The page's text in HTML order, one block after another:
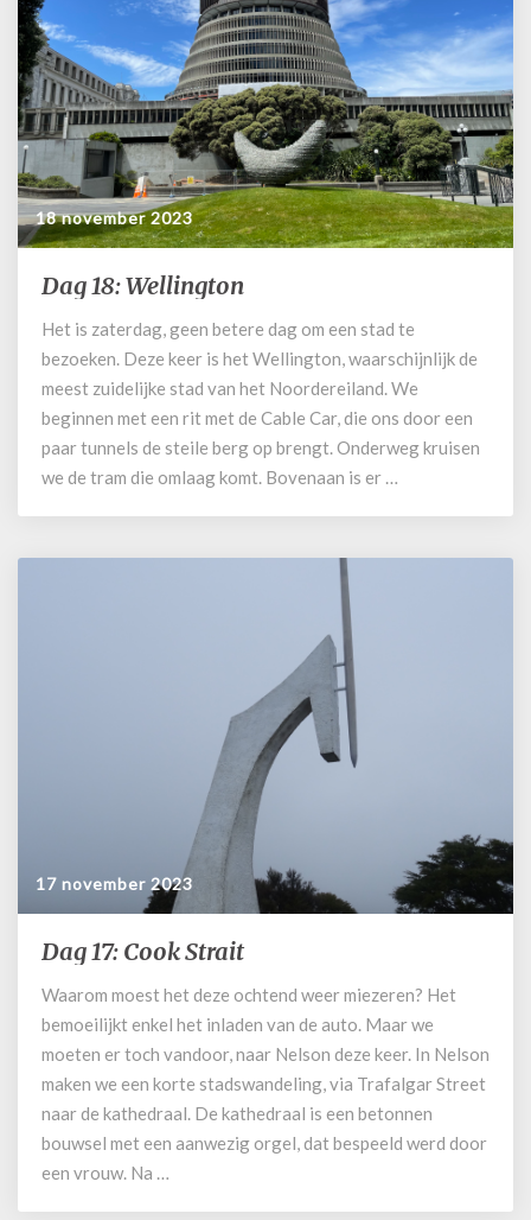
18 november 2023
Dag
Wellington
Dag 18: Wellington
Het is zaterdag, geen betere dag om een stad te
bezoeken. Deze keer is het Wellington, waarschijnlijk de
meest zuidelijke stad van het Noordereiland. We
beginnen met een rit met de Cable Car, die ons door een
paar tunnels de steile berg op brengt. Onderweg kruisen
we de tram die omlaag komt. Bovenaan is er …
17 november 2023
Dag
Cook
Strait
Dag 17: Cook Strait
Waarom moest het deze ochtend weer miezeren? Het
bemoeilijkt enkel het inladen van de auto. Maar we
moeten er toch vandoor, naar Nelson deze keer. In Nelson
maken we een korte stadswandeling, via Trafalgar Street
naar de kathedraal. De kathedraal is een betonnen
bouwsel met een aanwezig orgel, dat bespeeld werd door
een vrouw. Na …